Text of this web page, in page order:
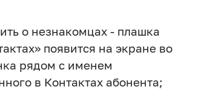
о незнакомцах - плашка
появится на экране во
рядом с именем
в Контактах абонента;